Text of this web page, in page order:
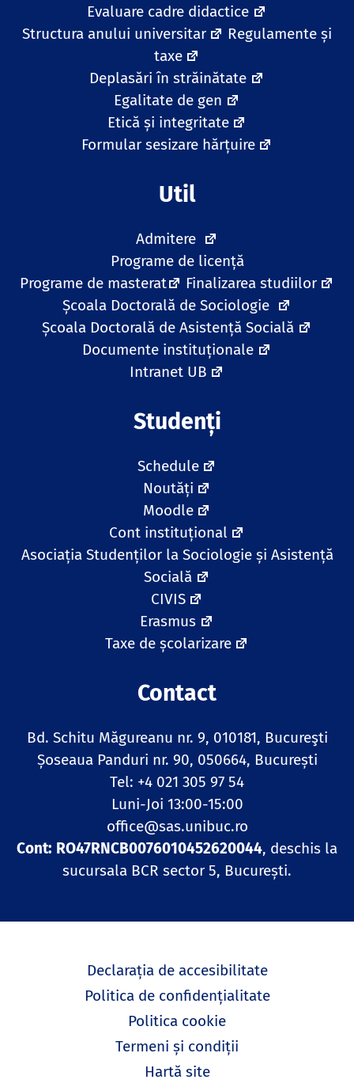
Evaluare cadre didactice
Structura anului universitar
Regulamente și
taxe
Deplasări în străinătate
Egalitate de gen
Etică și integritate
Formular sesizare hărțuire
Util
Admitere
Programe de licență
Programe de masterat
Finalizarea studiilor
Școala Doctorală de Sociologie
Școala Doctorală de Asistență Socială
Documente instituționale
Intranet UB
Studenți
Schedule
Noutăți
Moodle
Cont instituțional
Asociația Studenților la Sociologie și Asistență
Socială
CIVIS
Erasmus
Taxe de școlarizare
Contact
Bd. Schitu Măgureanu nr. 9, 010181, Bucureşti
Șoseaua Panduri nr. 90, 050664, București
Tel: +4 021 305 97 54
Luni-Joi 13:00-15:00
office@sas.unibuc.ro
Cont: RO47RNCB0076010452620044, deschis la
sucursala BCR sector 5, București.
Declarația de accesibilitate
Politica de confidențialitate
Politica cookie
Termeni și condiții
Hartă site